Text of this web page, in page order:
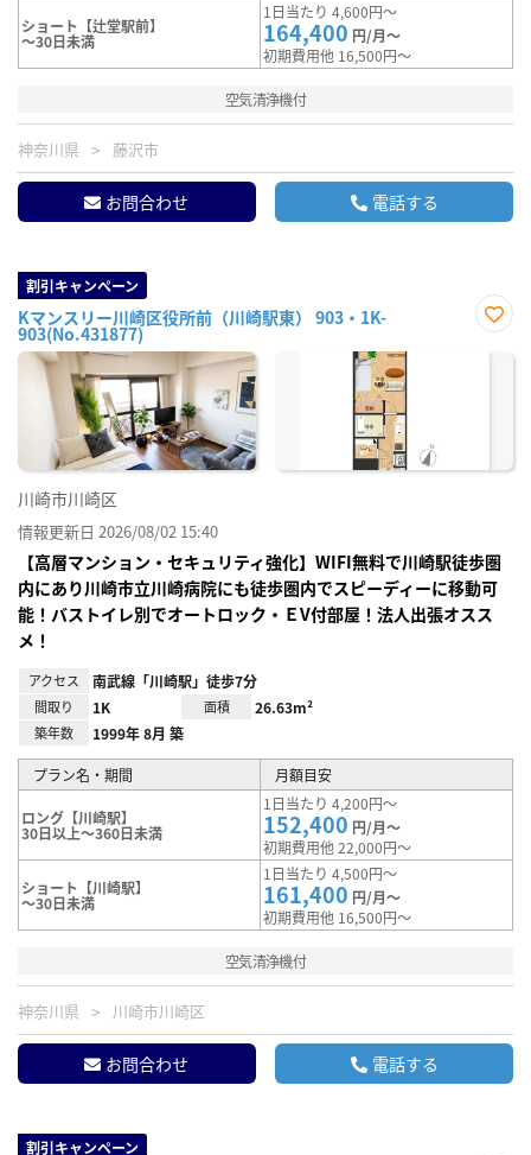
ショート【辻堂駅前】
～30日未満
1日当たり 4,600円～
164,400 円/月～
初期費用他 16,500円～
空気清浄機付
神奈川県 藤沢市
お問合わせ 電話する
割引キャンペーン
Kマンスリー川崎区役所前（川崎駅東） 903・1K-
903(No.431877)
に入
川崎市川崎区
情報更新日 2026/08/02 15:40
【高層マンション・セキュリティ強化】WIFI無料で川崎駅徒歩圏
内にあり川崎市立川崎病院にも徒歩圏内でスピーディーに移動可
能！バストイレ別でオートロック・ＥV付部屋！法人出張オスス
メ！
アクセス 南武線「川崎駅」徒歩7分
間取り 1K 面積 26.63m²
築年数 1999年 8月 築
プラン名・期間 月額目安
ロング【川崎駅】
30日以上～360日未満
1日当たり 4,200円～
152,400 円/月～
初期費用他 22,000円～
ショート【川崎駅】
～30日未満
1日当たり 4,500円～
161,400 円/月～
初期費用他 16,500円～
空気清浄機付
神奈川県 川崎市川崎区
お問合わせ 電話する
割引キャンペーン